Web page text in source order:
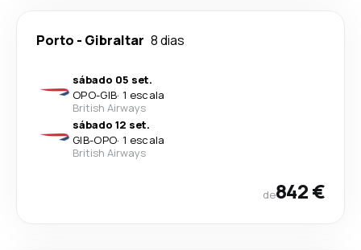
Porto - Gibraltar 8 dias
sábado 05 set.
OPO-GIB· 1 escala
British Airways
sábado 12 set.
GIB-OPO· 1 escala
British Airways
de842 €